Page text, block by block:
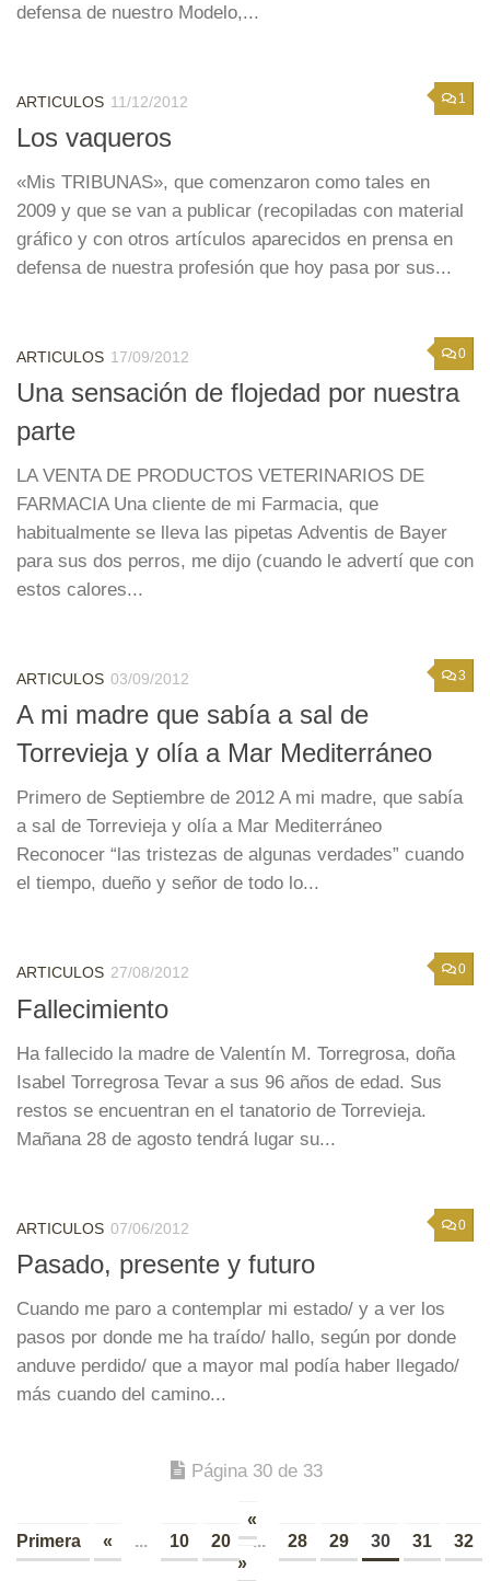
defensa de nuestro Modelo,...
1
ARTICULOS 11/12/2012
Los vaqueros
«Mis TRIBUNAS», que comenzaron como tales en
2009 y que se van a publicar (recopiladas con material
gráfico y con otros artículos aparecidos en prensa en
defensa de nuestra profesión que hoy pasa por sus...
0
ARTICULOS 17/09/2012
Una sensación de flojedad por nuestra
parte
LA VENTA DE PRODUCTOS VETERINARIOS DE
FARMACIA Una cliente de mi Farmacia, que
habitualmente se lleva las pipetas Adventis de Bayer
para sus dos perros, me dijo (cuando le advertí que con
estos calores...
3
ARTICULOS 03/09/2012
A mi madre que sabía a sal de
Torrevieja y olía a Mar Mediterráneo
Primero de Septiembre de 2012 A mi madre, que sabía
a sal de Torrevieja y olía a Mar Mediterráneo
Reconocer “las tristezas de algunas verdades” cuando
el tiempo, dueño y señor de todo lo...
0
ARTICULOS 27/08/2012
Fallecimiento
Ha fallecido la madre de Valentín M. Torregrosa, doña
Isabel Torregrosa Tevar a sus 96 años de edad. Sus
restos se encuentran en el tanatorio de Torrevieja.
Mañana 28 de agosto tendrá lugar su...
0
ARTICULOS 07/06/2012
Pasado, presente y futuro
Cuando me paro a contemplar mi estado/ y a ver los
pasos por donde me ha traído/ hallo, según por donde
anduve perdido/ que a mayor mal podía haber llegado/
más cuando del camino...
Página 30 de 33
«
Primera
« ... 10 20 ... 28 29 30 31
32
»